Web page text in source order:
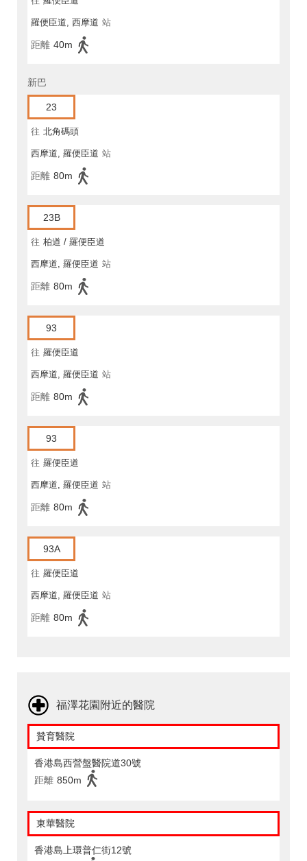
羅便臣道, 西摩道 站
距離 40m
新巴
23
往 北角碼頭
西摩道, 羅便臣道 站
距離 80m
23B
往 柏道 / 羅便臣道
西摩道, 羅便臣道 站
距離 80m
93
往 羅便臣道
西摩道, 羅便臣道 站
距離 80m
93
往 羅便臣道
西摩道, 羅便臣道 站
距離 80m
93A
往 羅便臣道
西摩道, 羅便臣道 站
距離 80m
福澤花園附近的醫院
贊育醫院
香港島西營盤醫院道30號
距離 850m
東華醫院
香港島上環普仁街12號